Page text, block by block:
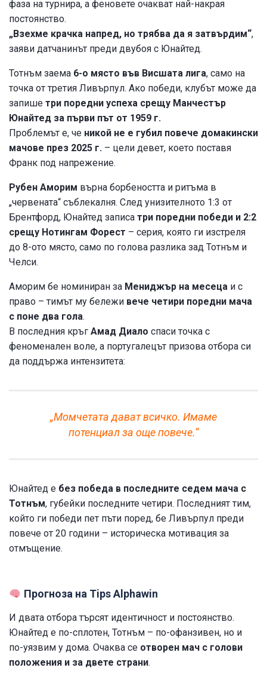
фаза на турнира, а феновете очакват най-накрая
постоянство.
„Взехме крачка напред, но трябва да я затвърдим“,
заяви датчанинът преди двубоя с Юнайтед.
Тотнъм заема 6-о място във Висшата лига, само на
точка от третия Ливърпул. Ако победи, клубът може да
запише три поредни успеха срещу Манчестър
Юнайтед за първи път от 1959 г.
Проблемът е, че никой не е губил повече домакински
мачове през 2025 г. – цели девет, което поставя
Франк под напрежение.
Рубен Аморим върна борбеността и ритъма в
„червената“ съблекалня. След унизителното 1:3 от
Брентфорд, Юнайтед записа три поредни победи и 2:2
срещу Нотингам Форест – серия, която ги изстреля
до 8-ото място, само по голова разлика зад Тотнъм и
Челси.
Аморим бе номиниран за Мениджър на месеца и с
право – тимът му бележи вече четири поредни мача
с поне два гола.
В последния кръг Амад Диало спаси точка с
феноменален воле, а португалецът призова отбора си
да поддържа интензитета:
„Момчетата дават всичко. Имаме
потенциал за още повече.“
Юнайтед е без победа в последните седем мача с
Тотнъм, губейки последните четири. Последният тим,
който ги победи пет пъти поред, бе Ливърпул преди
повече от 20 години – историческа мотивация за
отмъщение.
Прогноза на Tips Alphawin
И двата отбора търсят идентичност и постоянство.
Юнайтед е по-сплотен, Тотнъм – по-офанзивен, но и
по-уязвим у дома. Очаква се отворен мач с голови
положения и за двете страни.